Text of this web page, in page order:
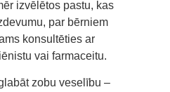
izvēlētos pastu, kas
par bērniem
konsultēties ar
vai farmaceitu.
zobu veselību –